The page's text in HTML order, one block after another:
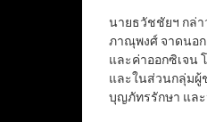
นายธวัชชัยฯ กล่า
ภาณุพงศ์ จาดนอ
และค่าออกซิเจน
และในส่วนกลุ่มผู้
บุญภัทรรักษา แล